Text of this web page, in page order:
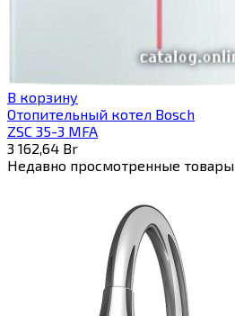
В корзину
Отопительный котел Bosch
ZSC 35-3 MFA
3 162,64 Br
Недавно просмотренные товары